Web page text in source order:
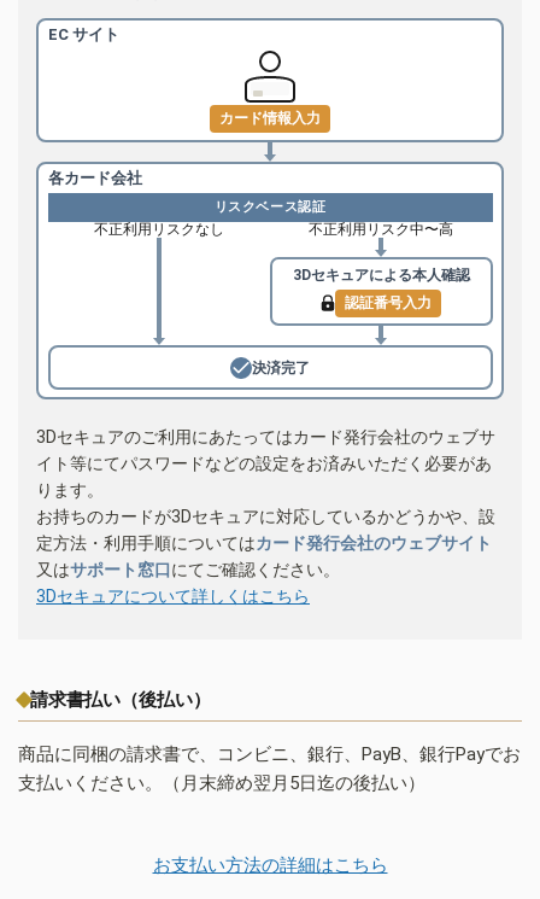
EC サイト
カード情報入力
各カード会社
リスクベース認証
不正利用リスクなし 不正利用リスク中〜高
3Dセキュアによる本人確認
認証番号入力
決済完了
3Dセキュアのご利用にあたってはカード発行会社のウェブサ
イト等にてパスワードなどの設定をお済みいただく必要があ
ります。
お持ちのカードが3Dセキュアに対応しているかどうかや、設
定方法・利用手順についてはカード発行会社のウェブサイト
又はサポート窓口にてご確認ください。
3Dセキュアについて詳しくはこちら
請求書払い（後払い）
商品に同梱の請求書で、コンビニ、銀行、PayB、銀行Payでお
支払いください。（月末締め翌月5日迄の後払い）
お支払い方法の詳細はこちら